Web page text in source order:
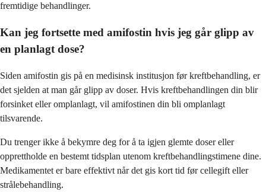
fremtidige behandlinger.
Kan jeg fortsette med amifostin hvis jeg går glipp av
en planlagt dose?
Siden amifostin gis på en medisinsk institusjon før kreftbehandling, er
det sjelden at man går glipp av doser. Hvis kreftbehandlingen din blir
forsinket eller omplanlagt, vil amifostinen din bli omplanlagt
tilsvarende.
Du trenger ikke å bekymre deg for å ta igjen glemte doser eller
opprettholde en bestemt tidsplan utenom kreftbehandlingstimene dine.
Medikamentet er bare effektivt når det gis kort tid før cellegift eller
strålebehandling.